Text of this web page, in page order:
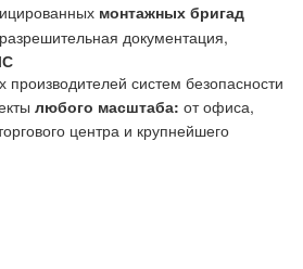
монтажных бригад
документация,
производителей систем безопасности
любого масштаба: от офиса,
центра и крупнейшего